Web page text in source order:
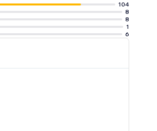
104
8
8
1
6